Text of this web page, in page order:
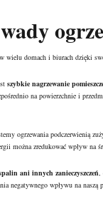
wielu domach i biurach dzięki
szybkie nagrzewanie
na powierzchnie i
ogrzewania podczerwienią
można zredukować wpływ na
ani innych zanieczyszczeń,
negatywnego wpływu na naszą